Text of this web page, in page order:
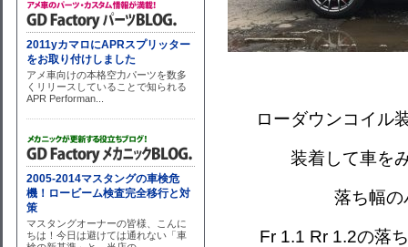
ローダウンコイル
装着して車を
落ち幅の
Fr 1.1 Rr 1.2の落